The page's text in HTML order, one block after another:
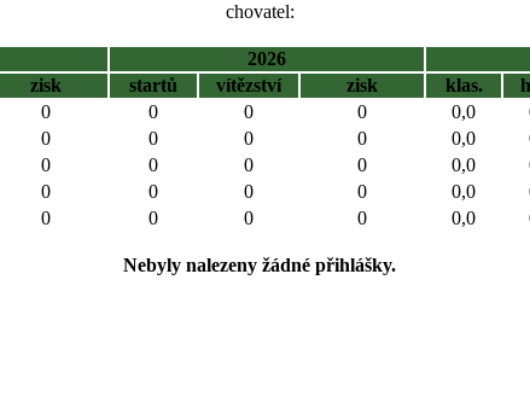
chovatel:
2026
zisk startů vítězství zisk klas.
0 0 0 0 0,0
0 0 0 0 0,0
0 0 0 0 0,0
0 0 0 0 0,0
0 0 0 0 0,0
Nebyly nalezeny žádné přihlášky.